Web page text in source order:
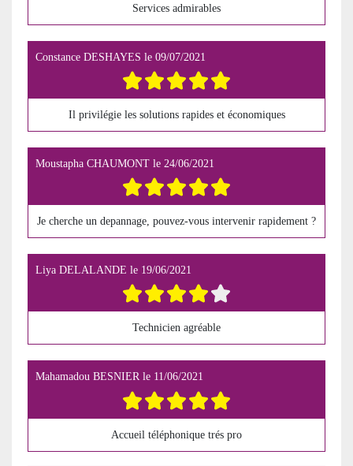
Services admirables
Constance DESHAYES le 09/07/2021
Il privilégie les solutions rapides et économiques
Moustapha CHAUMONT le 24/06/2021
Je cherche un depannage, pouvez-vous intervenir rapidement ?
Liya DELALANDE le 19/06/2021
Technicien agréable
Mahamadou BESNIERle 11/06/2021
Accueil téléphonique trés pro